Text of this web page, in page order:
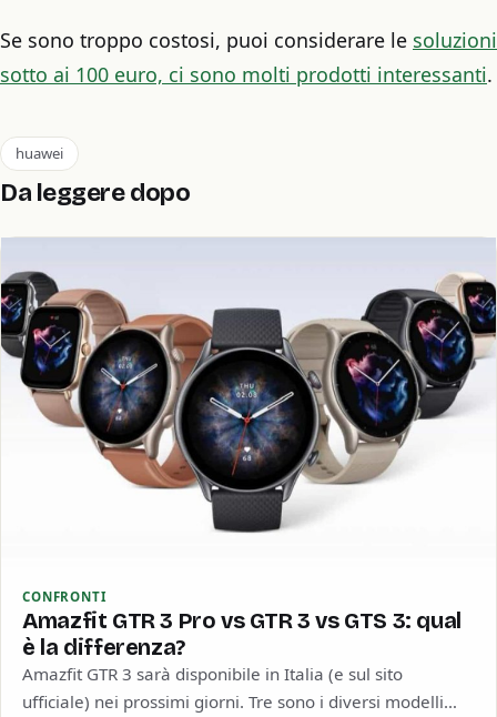
Se sono troppo costosi, puoi considerare le soluzioni
sotto ai 100 euro, ci sono molti prodotti interessanti.
huawei
Da leggere dopo
CONFRONTI
Amazfit GTR 3 Pro vs GTR 3 vs GTS 3: qual
è la differenza?
Amazfit GTR 3 sarà disponibile in Italia (e sul sito
ufficiale) nei prossimi giorni. Tre sono i diversi modelli